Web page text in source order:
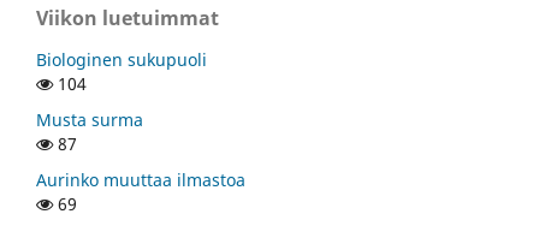
Viikon luetuimmat
Biologinen sukupuoli
104
Musta surma
87
Aurinko muuttaa ilmastoa
69